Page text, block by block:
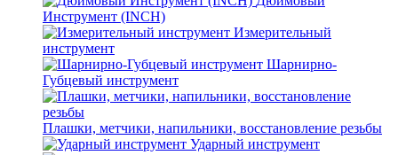
Инструмент (INCH)
Измерительный
инструмент
Шарнирно-
Губцевый инструмент
Плашки, метчики, напильники, восстановление резьбы
Ударный инструмент